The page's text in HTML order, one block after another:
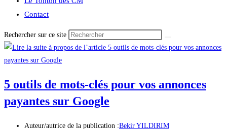
Contact
Rechercher sur ce site
5 outils de mots-clés pour vos annonces
payantes sur Google
Auteur/autrice de la publication :Bekir YILDIRIM